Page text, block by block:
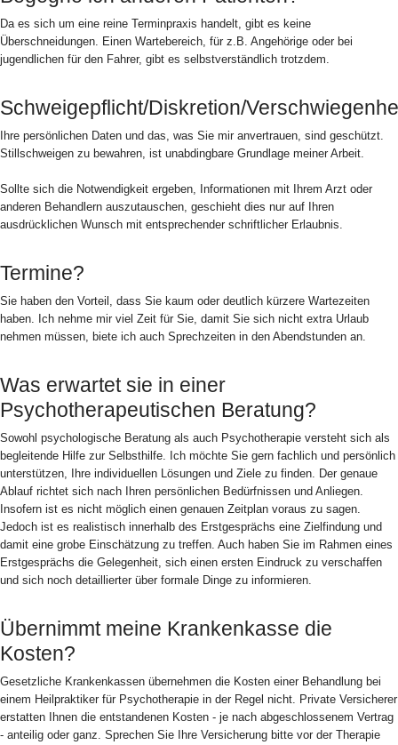
Da es sich um eine reine Terminpraxis handelt, gibt es keine
Überschneidungen. Einen Wartebereich, für z.B. Angehörige oder bei
jugendlichen für den Fahrer, gibt es selbstverständlich trotzdem.
Schweigepflicht/Diskretion/
Ihre persönlichen Daten und das, was Sie mir anvertrauen, sind geschützt.
Stillschweigen zu bewahren, ist unabdingbare Grundlage meiner Arbeit.
Sollte sich die Notwendigkeit ergeben, Informationen mit Ihrem Arzt oder
anderen Behandlern auszutauschen, geschieht dies nur auf Ihren
ausdrücklichen Wunsch mit entsprechender schriftlicher Erlaubnis.
Termine?
Sie haben den Vorteil, dass Sie kaum oder deutlich kürzere Wartezeiten
haben. Ich nehme mir viel Zeit für Sie, damit Sie sich nicht extra Urlaub
nehmen müssen, biete ich auch Sprechzeiten in den Abendstunden an.
Was erwartet sie in einer
Psychotherapeutischen Beratung?
Sowohl psychologische Beratung als auch Psychotherapie versteht sich als
begleitende Hilfe zur Selbsthilfe. Ich möchte Sie gern fachlich und persönlich
unterstützen, Ihre individuellen Lösungen und Ziele zu finden. Der genaue
Ablauf richtet sich nach Ihren persönlichen Bedürfnissen und Anliegen.
Insofern ist es nicht möglich einen genauen Zeitplan voraus zu sagen.
Jedoch ist es realistisch innerhalb des Erstgesprächs eine Zielfindung und
damit eine grobe Einschätzung zu treffen. Auch haben Sie im Rahmen eines
Erstgesprächs die Gelegenheit, sich einen ersten Eindruck zu verschaffen
und sich noch detaillierter über formale Dinge zu informieren.
Übernimmt meine Krankenkasse die
Kosten?
Gesetzliche Krankenkassen übernehmen die Kosten einer Behandlung bei
einem Heilpraktiker für Psychotherapie in der Regel nicht. Private Versicherer
erstatten Ihnen die entstandenen Kosten - je nach abgeschlossenem Vertrag
- anteilig oder ganz. Sprechen Sie Ihre Versicherung bitte vor der Therapie